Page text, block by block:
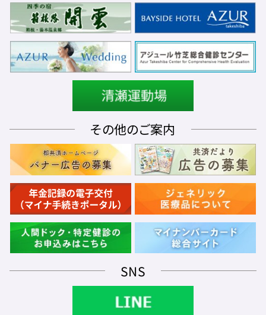
その他のご案内
SNS